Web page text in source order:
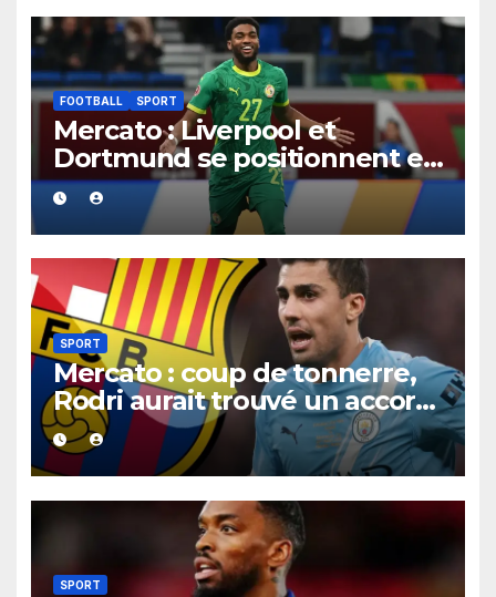
FOOTBALL SPORT
Mercato : Liverpool et
Dortmund se positionnent en
favoris pour recruter Ibrahim
Mbaye
SPORT
Mercato : coup de tonnerre,
Rodri aurait trouvé un accord
XXL avec le Barça pour un
contrat jusqu’en 2030.
SPORT